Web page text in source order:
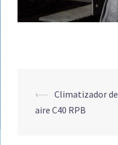
Navegación
de
⟵ Climatizador de
aire C40 RPB